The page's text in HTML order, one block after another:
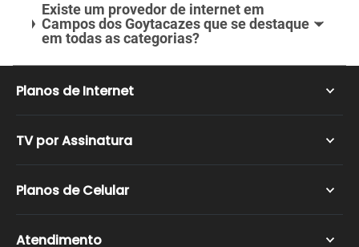
Existe um provedor de internet em
Campos dos Goytacazes que se destaque
em todas as categorias?
Planos de Internet
Internet Rural
NET Internet
TV por Assinatura
Claro TV
Planos de Celular
Atendimento